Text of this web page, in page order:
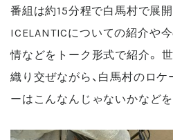
番組は約15分程で白馬村で展
ICELANTICについての紹介や
情などをトーク形式で紹介。
織り交ぜながら、白馬村のロ
ーはこんなんじゃないかなどを